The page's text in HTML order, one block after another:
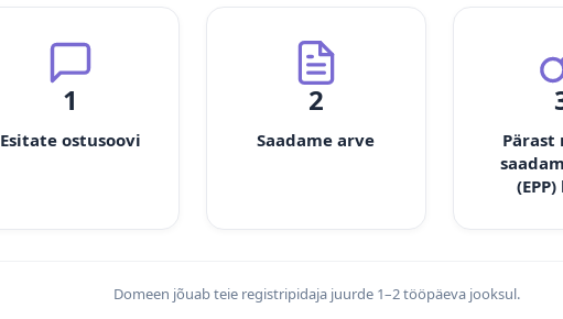
1
Esitate ostusoovi
2
Saadame arve
Pärast
Domeen jõuab teie registripidaja juurde 1–2 tööpäeva jooksul.